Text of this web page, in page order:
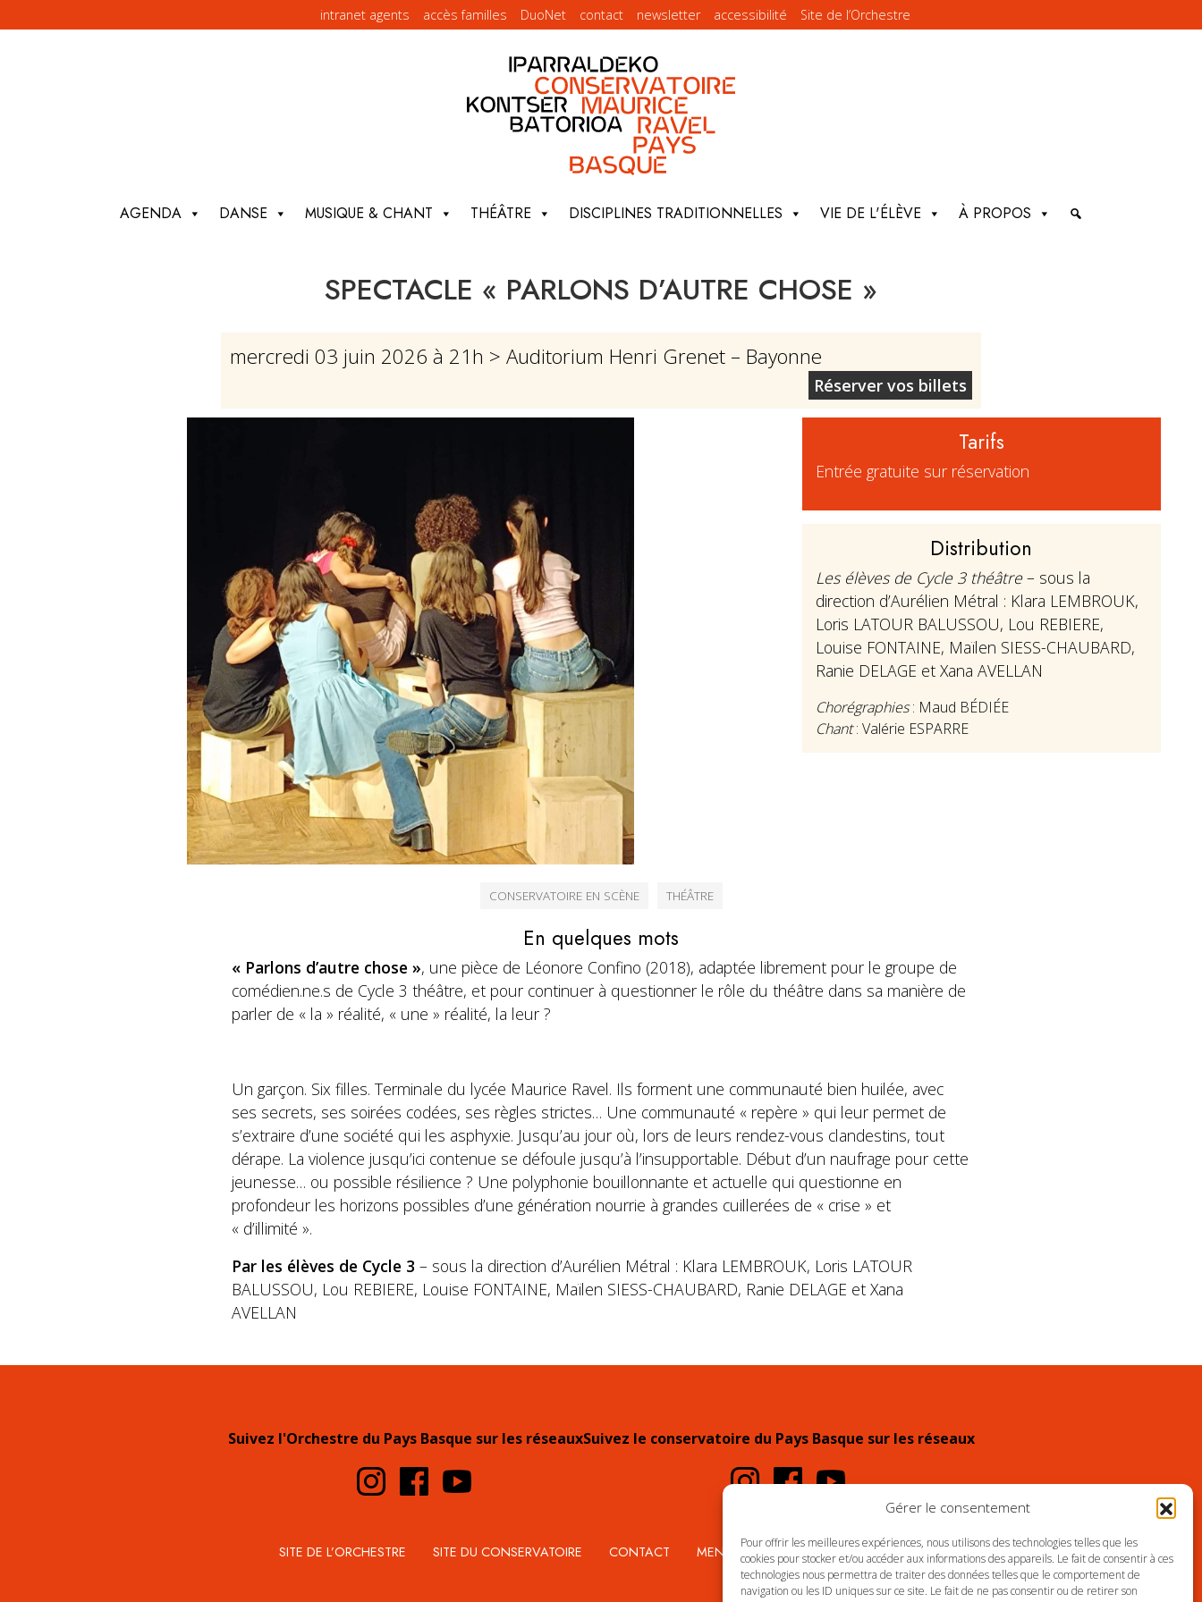
Gérer le consentement
Pour offrir les meilleures expériences, nous utilisons des technologies telles que les
cookies pour stocker et/ou accéder aux informations des appareils. Le fait de consentir à ces
technologies nous permettra de traiter des données telles que le comportement de
navigation ou les ID uniques sur ce site. Le fait de ne pas consentir ou de retirer son
intranet agents accès familles DuoNet contact newsletter accessibilité Site de l’Orchestre
AGENDA DANSE MUSIQUE & CHANT THÉÂTRE DISCIPLINES TRADITIONNELLES VIE DE L'ÉLÈVE À PROPOS
SPECTACLE « PARLONS D’AUTRE CHOSE »
mercredi 03 juin 2026 à 21h > Auditorium Henri Grenet – Bayonne
Réserver vos billets
Tarifs
Entrée gratuite sur réservation
Distribution
Les élèves de Cycle 3 théâtre– sous la
direction d’Aurélien Métral : Klara LEMBROUK,
Loris LATOUR BALUSSOU, Lou REBIERE,
Louise FONTAINE, Maïlen SIESS-CHAUBARD,
Ranie DELAGE et Xana AVELLAN
Chorégraphies : Maud BÉDIÉE
Chant : Valérie ESPARRE
CONSERVATOIRE EN SCÈNE THÉÂTRE
En quelques mots
« Parlons d’autre chose », une pièce de Léonore Confino (2018), adaptée librement pour le groupe de
comédien.ne.s de Cycle 3 théâtre, et pour continuer à questionner le rôle du théâtre dans sa manière de
parler de « la » réalité, « une » réalité, la leur ?
Un garçon. Six filles. Terminale du lycée Maurice Ravel. Ils forment une communauté bien huilée, avec
ses secrets, ses soirées codées, ses règles strictes… Une communauté « repère » qui leur permet de
s’extraire d’une société qui les asphyxie. Jusqu’au jour où, lors de leurs rendez-vous clandestins, tout
dérape. La violence jusqu’ici contenue se défoule jusqu’à l’insupportable. Début d’un naufrage pour cette
jeunesse… ou possible résilience ? Une polyphonie bouillonnante et actuelle qui questionne en
profondeur les horizons possibles d’une génération nourrie à grandes cuillerées de « crise » et
« d’illimité ».
Par les élèves de Cycle 3 – sous la direction d’Aurélien Métral : Klara LEMBROUK, Loris LATOUR
BALUSSOU, Lou REBIERE, Louise FONTAINE, Maïlen SIESS-CHAUBARD, Ranie DELAGE et Xana
AVELLAN
Suivez l'Orchestre du Pays Basque sur les réseauxSuivez le conservatoire du Pays Basque sur les réseaux
SITE DE L’ORCHESTRE SITE DU CONSERVATOIRE CONTACT MENTIONS LÉGALES PLAN DU SITE